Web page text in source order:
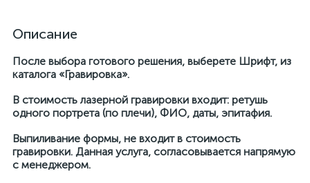
Описание
После выбора готового решения, выберете Шрифт, из
каталога «Гравировка».
В стоимость лазерной гравировки входит: ретушь
одного портрета (по плечи), ФИО, даты, эпитафия.
Выпиливание формы, не входит в стоимость
гравировки. Данная услуга, согласовывается напрямую
с менеджером.